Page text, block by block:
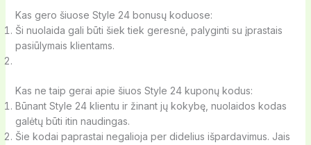
Kas gero šiuose Style 24 bonusų koduose:
Ši nuolaida gali būti šiek tiek geresnė, palyginti su įprastais
pasiūlymais klientams.
Kas ne taip gerai apie šiuos Style 24 kuponų kodus:
Būnant Style 24 klientu ir žinant jų kokybę, nuolaidos kodas
galėtų būti itin naudingas.
Šie kodai paprastai negalioja per didelius išpardavimus. Jais